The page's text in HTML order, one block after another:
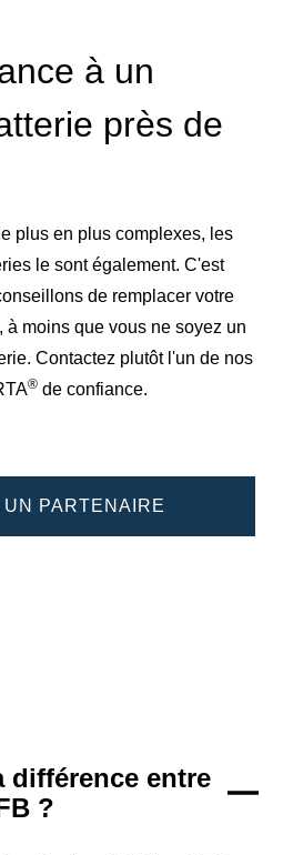
à un
près de
plus en plus complexes, les
le sont également. C'est
de remplacer votre
à moins que vous ne soyez un
Contactez plutôt l'un de nos
® de confiance.
PARTENAIRE
différence entre
?